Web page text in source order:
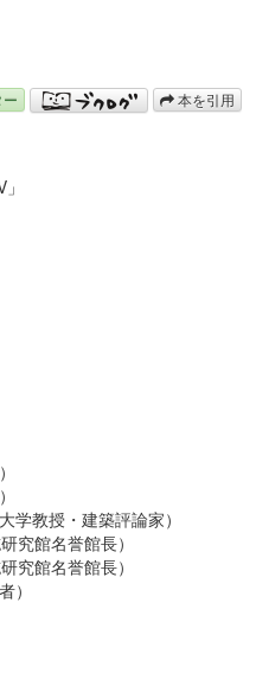
本を引用
」
教授・建築評論家）
館名誉館長）
館名誉館長）